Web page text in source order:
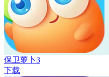
保卫萝卜3
下载